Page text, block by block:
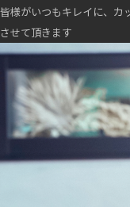
皆様がいつもキレイに、カ
させて頂きます